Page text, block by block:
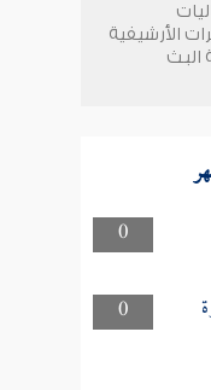
الأرشيفية
0
0